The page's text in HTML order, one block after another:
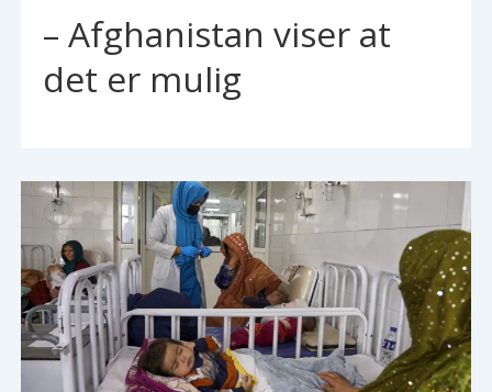
– Afghanistan viser at
det er mulig